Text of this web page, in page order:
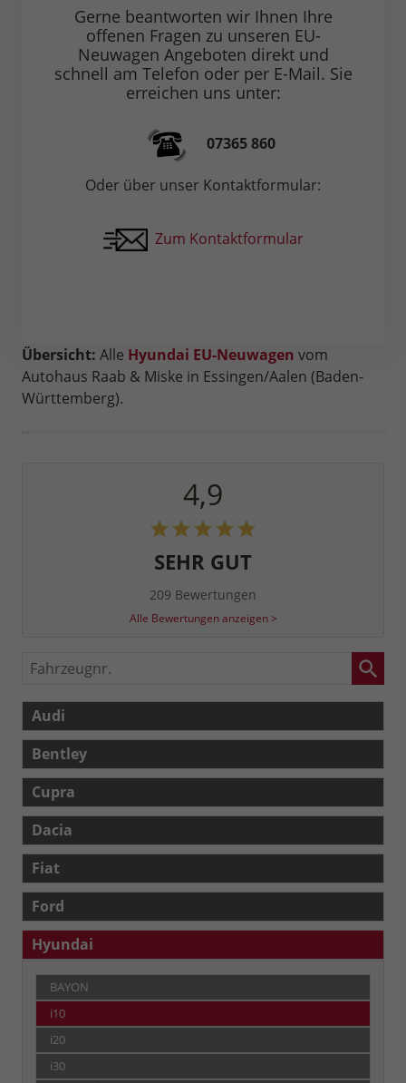
Gerne beantworten wir Ihnen Ihre
offenen Fragen zu unseren EU-
Neuwagen Angeboten direkt und
schnell am Telefon oder per E-Mail. Sie
erreichen uns unter:
07365 860
Oder über unser Kontaktformular:
Zum Kontaktformular
Übersicht: Alle Hyundai EU-Neuwagen vom
Autohaus Raab & Miske in Essingen/Aalen (Baden-
Württemberg).
4,9
SEHR GUT
209 Bewertungen
Alle Bewertungen anzeigen >
Fahrzeugnr.
Audi
Bentley
Cupra
Dacia
Fiat
Ford
Hyundai
BAYON
i10
i20
i30